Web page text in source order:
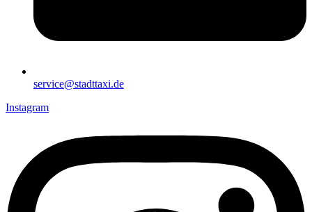
service@stadttaxi.de
Instagram